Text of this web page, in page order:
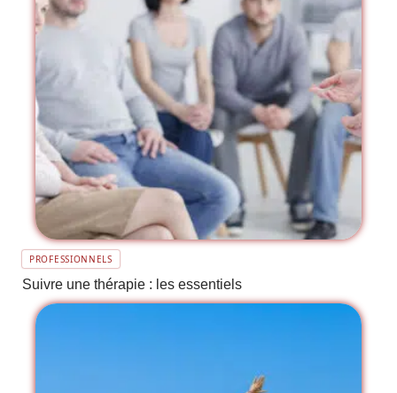
PROFESSIONNELS
Suivre une thérapie : les essentiels